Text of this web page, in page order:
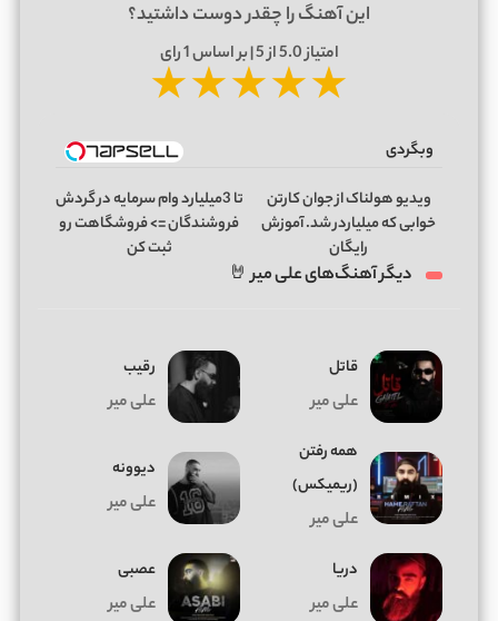
این آهنگ را چقدر دوست داشتید؟
امتیاز5.0از 5 | بر اساس 1رای
★★★★★
وبگردی
ویدیو هولناک از جوان کارتن
خوابی که میلیاردر شد. آموزش
رایگان
تا 3میلیارد وام سرمایه در گردش
فروشندگان => فروشگاهت رو
ثبت کن
دیگر آهنگ‌های علی میر 🤘
قاتل
علی میر
رقیب
علی میر
همه رفتن
(ریمیکس)
علی میر
دیوونه
علی میر
دریا
علی میر
عصبی
علی میر